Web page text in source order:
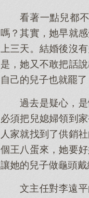
看著一點兒都
嗎？其實，她早就
上三天。結婚後沒
是，她又不敢把話
自己的兒子也就罷
過去是疑心，
必須把兒媳婦領到
人家就找到了供銷
個王八蛋來，她要
讓她的兒子做龜頭戴
文主任對李遠